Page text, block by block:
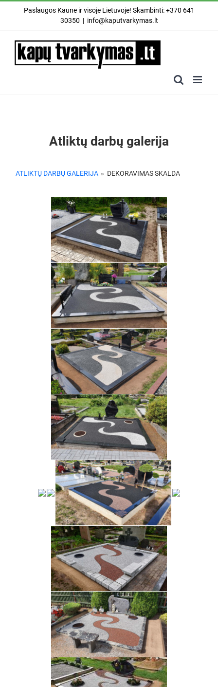
Paslaugos Kaune ir visoje Lietuvoje! Skambinti: +370 641
30350 | info@kaputvarkymas.lt
Atliktų darbų galerija
ATLIKTŲ DARBŲ GALERIJA » DEKORAVIMAS SKALDA
…